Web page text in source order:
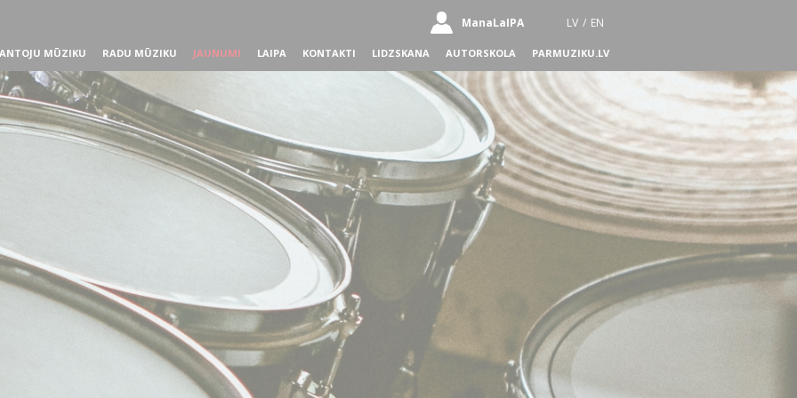
ManaLaIPA LV / EN
MŪZIKU RADU MŪZIKU JAUNUMI LAIPA KONTAKTI LIDZSKANA AUTORSKOLA PARMUZIKU.LV